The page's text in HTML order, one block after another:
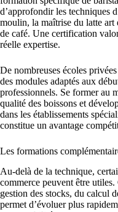
d’approfondir les techniques
moulin, la maîtrise du latte art
de café. Une certification
réelle expertise.
De nombreuses écoles
des modules adaptés aux
professionnels. Se former au
qualité des boissons et
dans les établissements
constitue un avantage
Les formations
Au-delà de la technique,
commerce peuvent être
gestion des stocks, du calcul
permet d’évoluer plus